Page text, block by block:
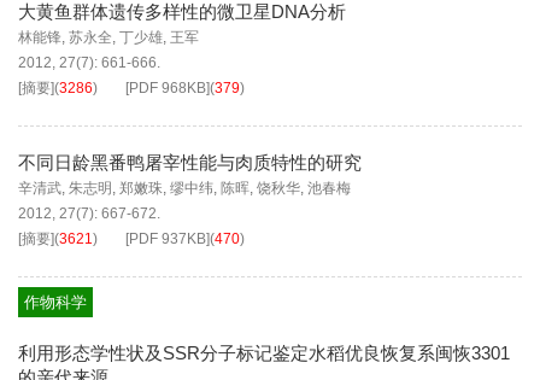
大黄鱼群体遗传多样性的微卫星DNA分析
林能锋, 苏永全, 丁少雄, 王军
2012, 27(7): 661-666.
[摘要](3286) [PDF 968KB](379)
不同日龄黑番鸭屠宰性能与肉质特性的研究
辛清武, 朱志明 , 郑嫩珠, 缪中纬, 陈晖, 饶秋华, 池春梅
2012, 27(7): 667-672.
[摘要](3621) [PDF 937KB](470)
作物科学
利用形态学性状及SSR分子标记鉴定水稻优良恢复系闽恢3301